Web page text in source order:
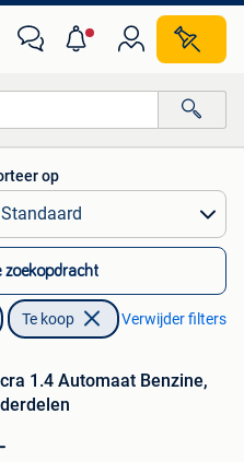
op
zoekopdracht
Te koop Verwijder filters
1.4 Automaat Benzine,